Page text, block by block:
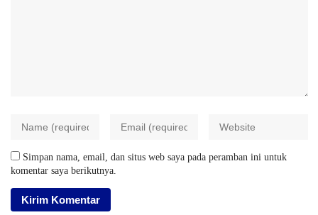
Simpan nama, email, dan situs web saya pada peramban ini untuk
komentar saya berikutnya.